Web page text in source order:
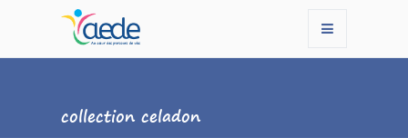
collection celadon